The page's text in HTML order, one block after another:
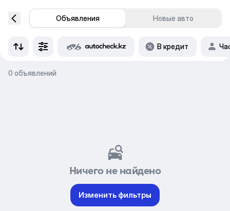
Объявления Новые авто
В кредит
0 объявлений
Ничего не найдено
Изменить фильтры